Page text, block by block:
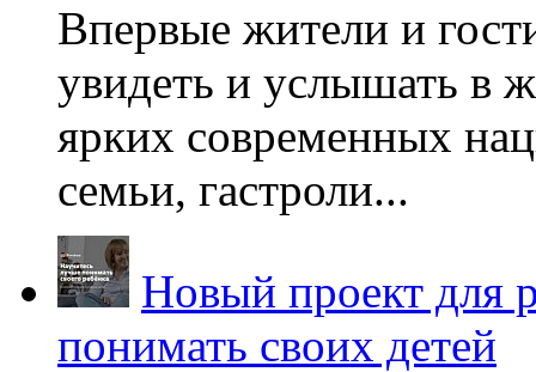
Впервые жители и
увидеть и услышать в
ярких современных
семьи, гастроли...
Новый проект для
понимать своих детей